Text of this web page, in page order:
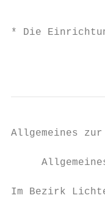
* Die
Allgemeines
Im Bezirk